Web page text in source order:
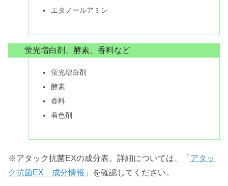
エタノールアミン
蛍光増白剤、酵素、香料など
蛍光増白剤
酵素
香料
着色剤
※アタック抗菌EXの成分表。詳細については、「 アタッ
ク抗菌EX 成分情報 」を確認してください。